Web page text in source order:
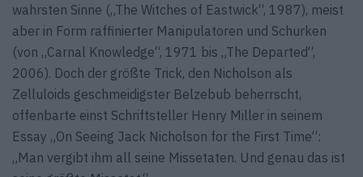
wahrsten Sinne („The Witches of Eastwick“, 1987), meist
aber in Form raffinierter Manipulatoren und Schurken
(von „Carnal Knowledge“, 1971 bis „The Departed“,
2006). Doch der größte Trick, den Nicholson als
Zelluloids geschmeidigster Belzebub beherrscht,
offenbarte einst Schriftsteller Henry Miller in seinem
Essay „On Seeing Jack Nicholson for the First Time“:
„Man vergibt ihm all seine Missetaten. Und genau das ist